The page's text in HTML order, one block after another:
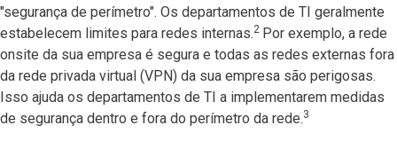
"segurança de perímetro". Os departamentos de TI geralmente
estabelecem limites para redes internas.2 Por exemplo, a rede
onsite da sua empresa é segura e todas as redes externas fora
da rede privada virtual (VPN) da sua empresa são perigosas.
Isso ajuda os departamentos de TI a implementarem medidas
de segurança dentro e fora do perímetro da rede.3